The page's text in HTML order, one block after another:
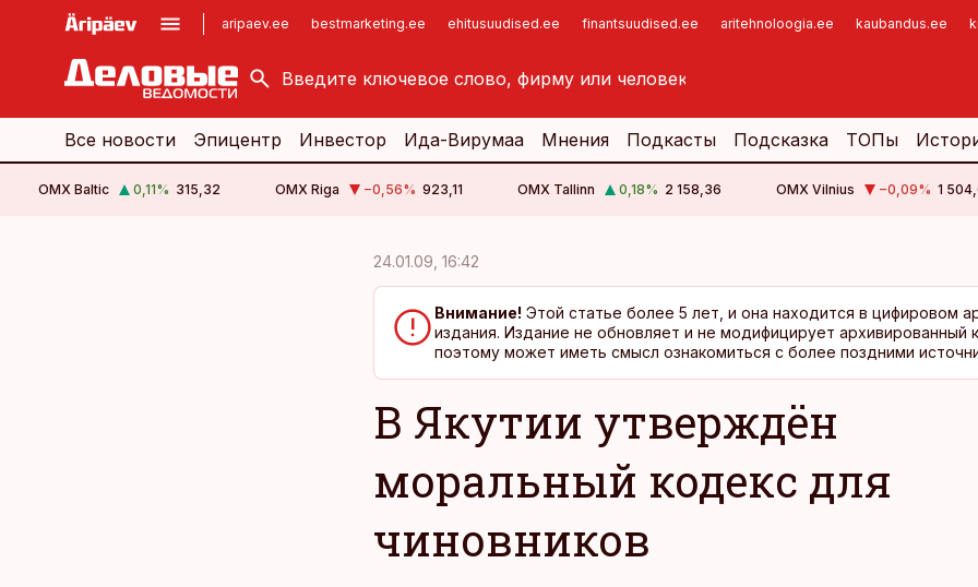
aripaev.ee bestmarketing.ee ehitusuudised.ee finantsuudised.ee aritehnoloogia.ee kaubandus.ee
kinnisvarauudised.ee
logistikauudised.ee
imelineajalugu.ee
Все новости Эпицентр Инвестор Ида-Вирумаа Мнения Подкасты Подсказка ТОПы
OMX Baltic 0,11% 315,32 OMX Riga −0,56% 923,11 OMX Tallinn 0,18% 2 158,36 OMX Vilnius −0,09% 1
24.01.09, 16:42
Внимание! Этой статье более 5 лет, и она находится в цифировом
издания. Издание не обновляет и не модифицирует архивированный
поэтому может иметь смысл ознакомиться с более поздними
В Якутии утверждён
моральный кодекс для
чиновников